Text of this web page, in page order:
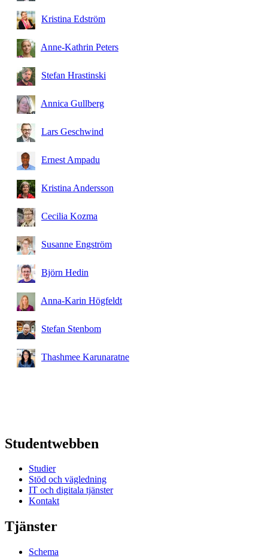
Kristina Edström
Anne-Kathrin Peters
Stefan Hrastinski
Annica Gullberg
Lars Geschwind
Ernest Ampadu
Kristina Andersson
Cecilia Kozma
Susanne Engström
Björn Hedin
Anna-Karin Högfeldt
Stefan Stenbom
Thashmee Karunaratne
Studentwebben
Studier
Stöd och vägledning
IT och digitala tjänster
Kontakt
Tjänster
Schema